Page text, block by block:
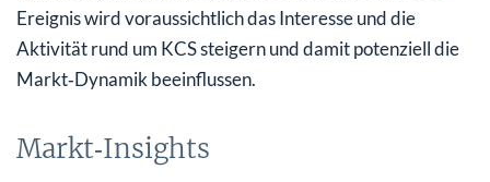
Ereignis wird voraussichtlich das Interesse und die
Aktivität rund um KCS steigern und damit potenziell die
Markt‑Dynamik beeinflussen.
Markt‑Insights